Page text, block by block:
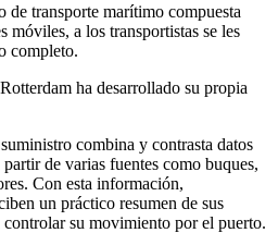
de transporte marítimo compuesta
móviles, a los transportistas se les
completo.
ha desarrollado su propia
combina y contrasta datos
de varias fuentes como buques,
Con esta información,
un práctico resumen de sus
controlar su movimiento por el puerto.